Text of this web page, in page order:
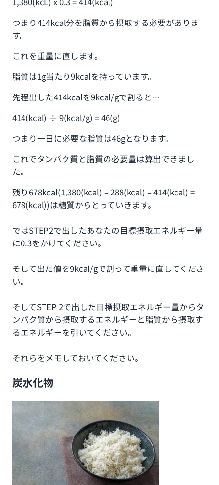
つまり414kcal分を脂質から摂取する必要がありま
す。
これを重量に直します。
脂質は1g当たり9kcalを持っています。
先程出した414kcalを9kcal/gで割ると…
414(kcal) ÷ 9(kcal/g) = 46(g)
つまり一日に必要な脂質は46gとなります。
これでタンパク質と脂質の必要量は算出できまし
た。
残り678kcal(1,380(kcal) – 288(kcal) – 414(kcal) =
678(kcal))は糖質からとっていきます。
ではSTEP2で出したあなたの目標摂取エネルギー量
に0.3をかけてください。
そして出た値を9kcal/gで割って重量に直してくださ
い。
そしてSTEP 2で出した目標摂取エネルギー量からタ
ンパク質から摂取するエネルギーと脂質から摂取す
るエネルギーを引いてください。
それらをメモしておいてください。
炭水化物